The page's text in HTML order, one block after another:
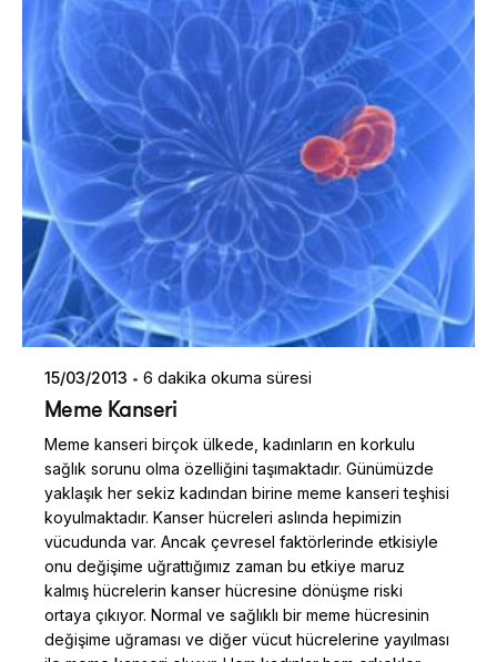
15/03/2013 6 dakika okuma süresi
Meme Kanseri
Meme kanseri birçok ülkede, kadınların en korkulu
sağlık sorunu olma özelliğini taşımaktadır. Günümüzde
yaklaşık her sekiz kadından birine meme kanseri teşhisi
koyulmaktadır. Kanser hücreleri aslında hepimizin
vücudunda var. Ancak çevresel faktörlerinde etkisiyle
onu değişime uğrattığımız zaman bu etkiye maruz
kalmış hücrelerin kanser hücresine dönüşme riski
ortaya çıkıyor. Normal ve sağlıklı bir meme hücresinin
değişime uğraması ve diğer vücut hücrelerine yayılması